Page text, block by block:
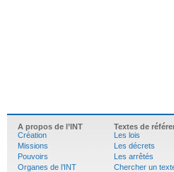
A propos de l’INT
Création
Missions
Pouvoirs
Organes de l’INT
Textes de
Les lois
Les décrets
Les arrêtés
Chercher un